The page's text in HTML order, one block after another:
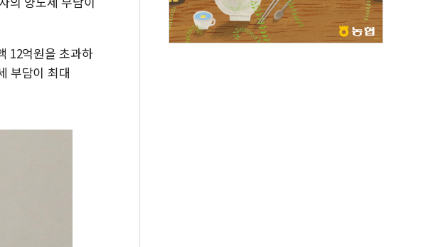
12억원을 초과하
부담이 최대